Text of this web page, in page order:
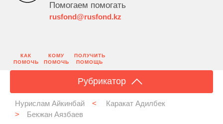
Помогаем помогать
rusfond@rusfond.kz
КАК
ПОМОЧЬ
КОМУ
ПОМОЧЬ
ПОЛУЧИТЬ
ПОМОЩЬ
Рубрикатор
Нурислам Айкинбай <
Каракат Адилбек
>
Бекжан Аязбаев